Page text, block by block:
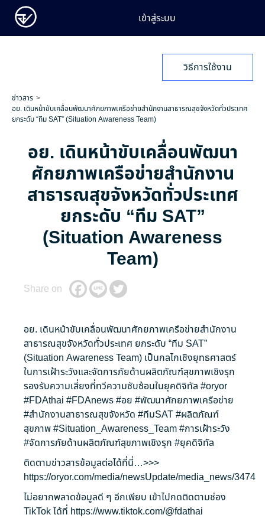
เข้าสู่ระบบ
วิธีการใช้งาน
ข่าวสาร
อย. เดินหน้าขับเคลื่อนพัฒนาศักยภาพเครือข่ายสำนักงานสาธารณสุขจังหวัดทั่วประเทศ
ยกระดับ “ทีม SAT” (Situation Awareness Team)
อย. เดินหน้าขับเคลื่อนพัฒนา
ศักยภาพเครือข่ายสำนักงาน
สาธารณสุขจังหวัดทั่วประเทศ
ยกระดับ “ทีม SAT”
(Situation Awareness
Team)
Share on
อย. เดินหน้าขับเคลื่อนพัฒนาศักยภาพเครือข่ายสำนักงาน
สาธารณสุขจังหวัดทั่วประเทศ ยกระดับ “ทีม SAT”
(Situation Awareness Team) เป็นกลไกเชิงยุทธศาสตร์
ในการเฝ้าระวังและจัดการภัยด้านผลิตภัณฑ์สุขภาพเชิงรุก
รองรับความเสี่ยงที่ทวีความซับซ้อนในยุคดิจิทัล #oryor
#FDAthai #FDAnews#อย #พัฒนาศักยภาพเครือข่าย
#สำนักงานสาธารณสุขจังหวัด #ทีมSAT#ผลิตภัณฑ์
สุขภาพ#Situation_Awareness_Team#การเฝ้าระวัง
#จัดการภัยด้านผลิตภัณฑ์สุขภาพเชิงรุก #ยุคดิจิทัล
ติดตามข่าวสารข้อมูลต่อได้ที่นี่…>>>
https://oryor.com/media/newsUpdate/media_news/3474
ไม่อยากพลาดข้อมูลดี ๆ อีกเพียบ เข้าไปกดติดตามช่อง
TikTok ได้ที่ https://www.tiktok.com/@fdathai